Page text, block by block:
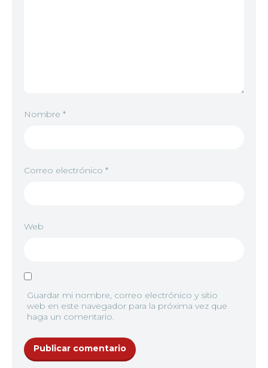
Nombre *
Correo electrónico *
Web
Guardar mi nombre, correo electrónico y sitio
web en este navegador para la próxima vez que
haga un comentario.